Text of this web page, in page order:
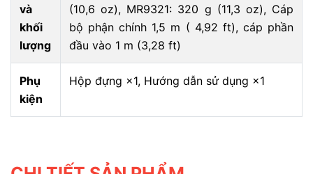
và
khối
lượng
(10,6 oz), MR9321: 320 g (11,3 oz), Cáp
bộ phận chính 1,5 m ( 4,92 ft), cáp phần
đầu vào 1 m (3,28 ft)
Phụ
kiện
Hộp đựng ×1, Hướng dẫn sử dụng ×1